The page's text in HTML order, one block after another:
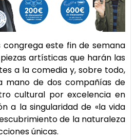
congrega este fin de semana
artísticas que harán las
a la comedia y, sobre todo,
mano de dos compañías de
cultural por excelencia en
a la singularidad de «la vida
de la naturaleza
únicas.